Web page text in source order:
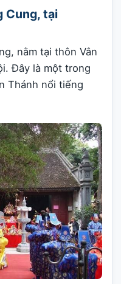
Cung, tại
nằm tại thôn Vân
Đây là một trong
Thánh nổi tiếng